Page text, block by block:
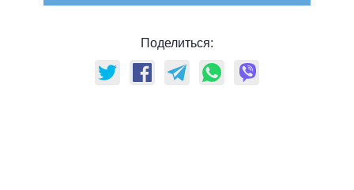
Поделиться: